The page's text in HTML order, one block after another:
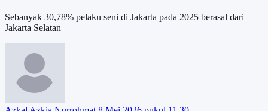
Sebanyak 30,78% pelaku seni di Jakarta pada 2025 berasal dari
Jakarta Selatan